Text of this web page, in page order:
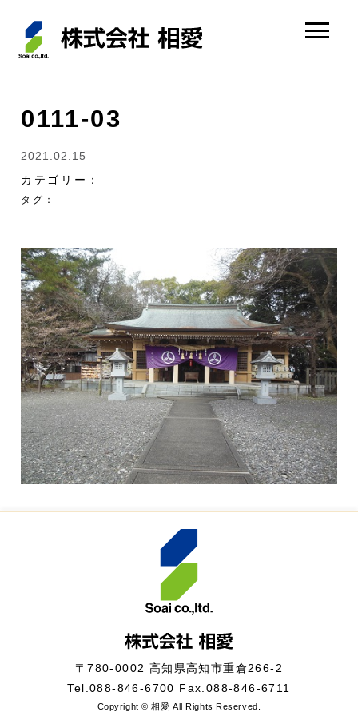
0111-03
2021.02.15
カテゴリー：
タグ：
〒780-0002 高知県高知市重倉266-2
Tel. 088-846-6700 Fax.088-846-6711
Copyright © 相愛 All Rights Reserved.